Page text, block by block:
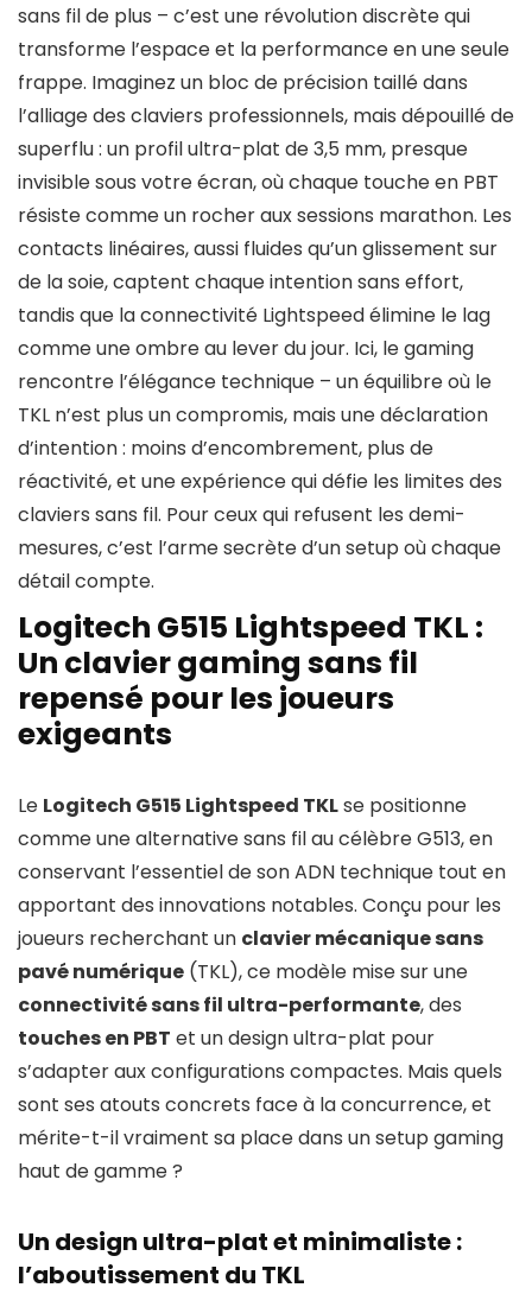
sans fil de plus – c’est une révolution discrète qui
transforme l’espace et la performance en une seule
frappe. Imaginez un bloc de précision taillé dans
l’alliage des claviers professionnels, mais dépouillé de
superflu : un profil ultra-plat de 3,5 mm, presque
invisible sous votre écran, où chaque touche en PBT
résiste comme un rocher aux sessions marathon. Les
contacts linéaires, aussi fluides qu’un glissement sur
de la soie, captent chaque intention sans effort,
tandis que la connectivité Lightspeed élimine le lag
comme une ombre au lever du jour. Ici, le gaming
rencontre l’élégance technique – un équilibre où le
TKL n’est plus un compromis, mais une déclaration
d’intention : moins d’encombrement, plus de
réactivité, et une expérience qui défie les limites des
claviers sans fil. Pour ceux qui refusent les demi-
mesures, c’est l’arme secrète d’un setup où chaque
détail compte.
Logitech G515 Lightspeed TKL :
Un clavier gaming sans fil
repensé pour les joueurs
exigeants
Le Logitech G515 Lightspeed TKLse positionne
comme une alternative sans fil au célèbre G513, en
conservant l’essentiel de son ADN technique tout en
apportant des innovations notables. Conçu pour les
joueurs recherchant un clavier mécanique sans
pavé numérique (TKL), ce modèle mise sur une
connectivité sans fil ultra-performante, des
touches en PBT et un design ultra-plat pour
s’adapter aux configurations compactes. Mais quels
sont ses atouts concrets face à la concurrence, et
mérite-t-il vraiment sa place dans un setup gaming
haut de gamme ?
Un design ultra-plat et minimaliste :
l’aboutissement du TKL